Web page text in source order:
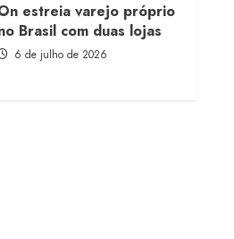
estreia varejo próprio
Brasil com duas lojas
6 de julho de 2026